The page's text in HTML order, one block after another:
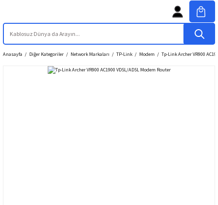
Anasayfa Diğer Kategoriler Network Markaları TP-Link Modem Tp-Link Archer VR900